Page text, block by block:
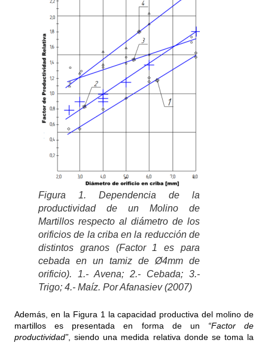
Figura 1. Dependencia de la
productividad de un Molino de
Martillos respecto al diámetro de los
orificios de la criba en la reducción de
distintos granos (Factor 1 es para
cebada en un tamiz de Ø4mm de
orificio). 1.- Avena; 2.- Cebada; 3.-
Trigo; 4.- Maíz. Por Afanasiev (2007)
Además, en la Figura 1 la capacidad productiva del molino de
martillos es presentada en forma de un “Factor de
productividad”, siendo una medida relativa donde se toma la